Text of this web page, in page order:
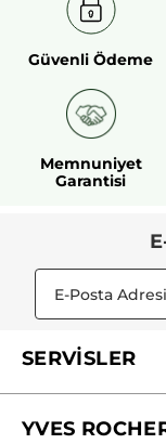
Güvenli Ödeme
Memnuniyet
Garantisi
SERVİSLER
YVES